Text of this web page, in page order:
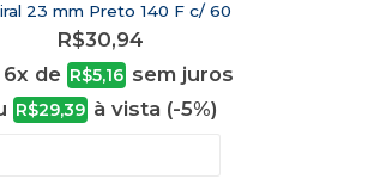
23 mm Preto 140 F c/ 60
R$30,94
de R$5,16 sem juros
R$29,39 à vista (-5%)